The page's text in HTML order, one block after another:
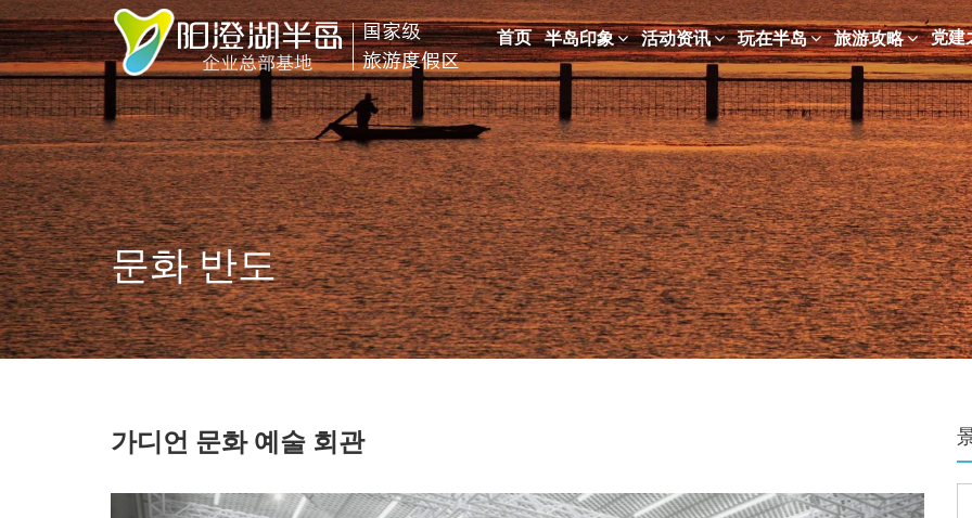
首页 半岛印象 活动资讯 玩在半岛 旅游攻略 党建
문화 반도
가디언 문화 예술 회관